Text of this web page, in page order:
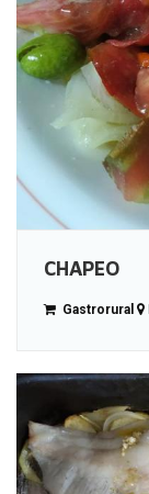
CHAPEO
Gastrorural